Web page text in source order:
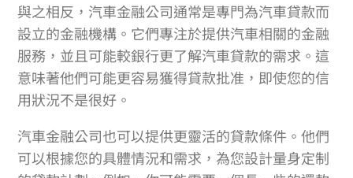
與之相反，汽車金融公司通常是專門為汽車貸款而
設立的金融機構。它們專注於提供汽車相關的金融
服務，並且可能較銀行更了解汽車貸款的需求。這
意味著他們可能更容易獲得貸款批准，即使您的信
用狀況不是很好。
汽車金融公司也可以提供更靈活的貸款條件。他們
可以根據您的具體情況和需求，為您設計量身定制